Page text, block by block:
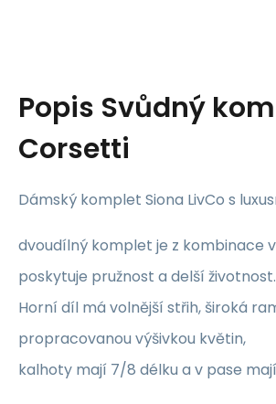
Popis Svůdný
Corsetti
Dámský komplet Siona LivCo s
dvoudílný komplet je z kombinace
poskytuje pružnost a delší životnost.
Horní díl má volnější střih, široká
propracovanou výšivkou květin,
kalhoty mají 7/8 délku a v pase